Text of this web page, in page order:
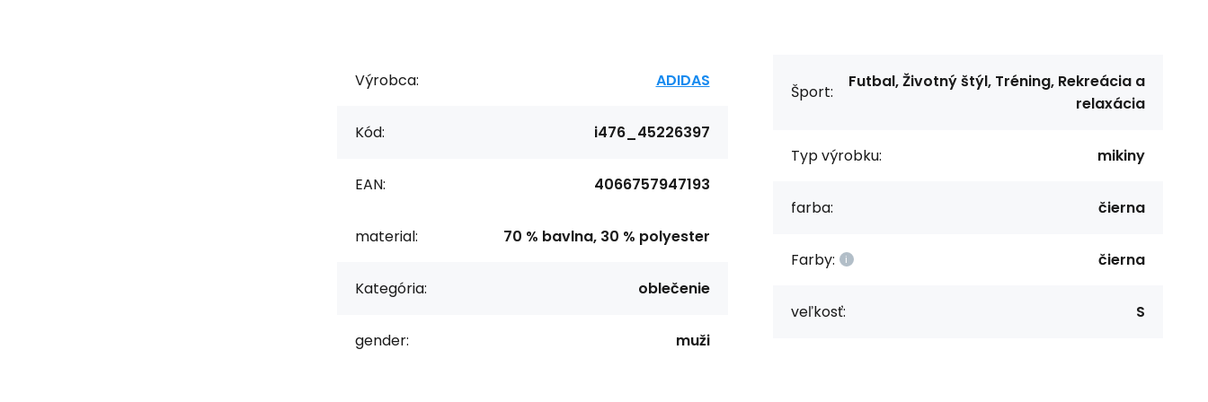
Výrobca: ADIDAS
Kód: i476_45226397
EAN: 4066757947193
material: 70 % bavlna, 30 % polyester
Kategória: oblečenie
gender: muži
Šport:
Futbal, Životný štýl, Tréning, Rekreácia a
relaxácia
Typ výrobku: mikiny
farba: čierna
Farby: čierna
veľkosť: S